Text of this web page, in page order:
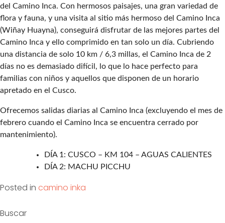
del Camino Inca. Con hermosos paisajes, una gran variedad de
flora y fauna, y una visita al sitio más hermoso del Camino Inca
(Wiñay Huayna), conseguirá disfrutar de las mejores partes del
Camino Inca y ello comprimido en tan solo un día. Cubriendo
una distancia de solo 10 km / 6,3 millas, el Camino Inca de 2
días no es demasiado difícil, lo que lo hace perfecto para
familias con niños y aquellos que disponen de un horario
apretado en el Cusco.
Ofrecemos salidas diarias al Camino Inca (excluyendo el mes de
febrero cuando el Camino Inca se encuentra cerrado por
mantenimiento).
DÍA 1: CUSCO – KM 104 – AGUAS CALIENTES
DÍA 2: MACHU PICCHU
Posted in camino inka
Buscar